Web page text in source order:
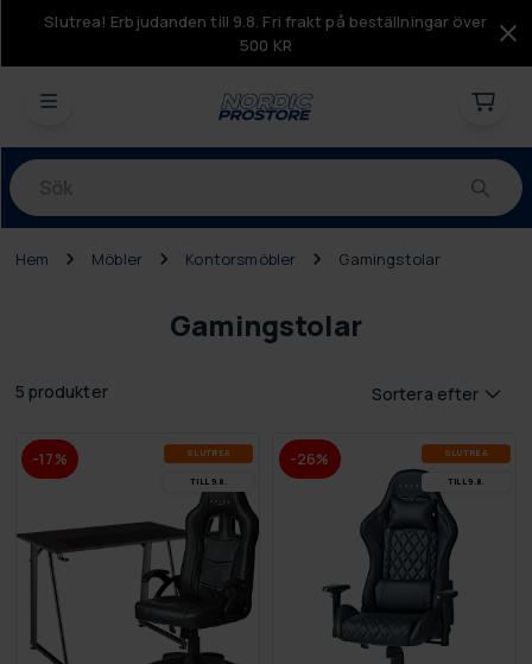
Slutrea! Erbjudanden till 9.8. Fri frakt på beställningar över
500 KR
Produkter
Hem Möbler Kontorsmöbler Gamingstolar
Gamingstolar
5 produkter Sortera efter
-17% SLUT­REA
TILL 9.8.
-26% SLUT­REA
TILL 9.8.